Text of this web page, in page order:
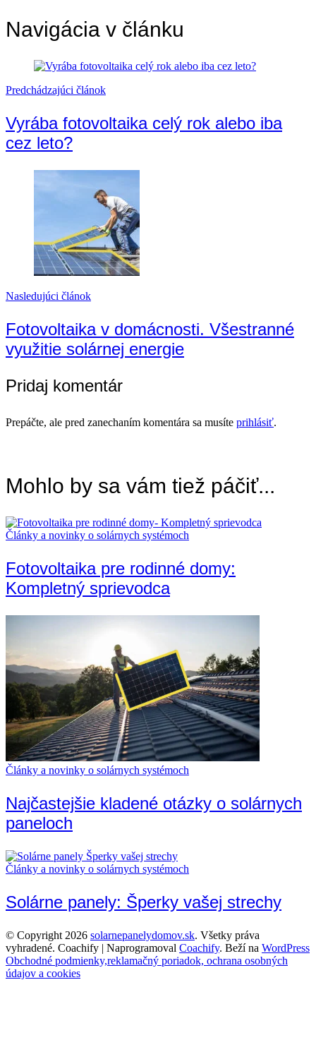
Navigácia v článku
Predchádzajúci článok
Vyrába fotovoltaika celý rok alebo iba
cez leto?
Nasledujúci článok
Fotovoltaika v domácnosti. Všestranné
využitie solárnej energie
Pridaj komentár
Prepáčte, ale pred zanechaním komentára sa musíte prihlásiť.
Mohlo by sa vám tiež páčiť...
Články a novinky o solárnych systémoch
Fotovoltaika pre rodinné domy:
Kompletný sprievodca
Články a novinky o solárnych systémoch
Najčastejšie kladené otázky o solárnych
paneloch
Články a novinky o solárnych systémoch
Solárne panely: Šperky vašej strechy
© Copyright 2026 solarnepanelydomov.sk. Všetky práva
vyhradené. Coachify | Naprogramoval Coachify. Beží na WordPress
Obchodné podmienky,reklamačný poriadok, ochrana osobných
údajov a cookies